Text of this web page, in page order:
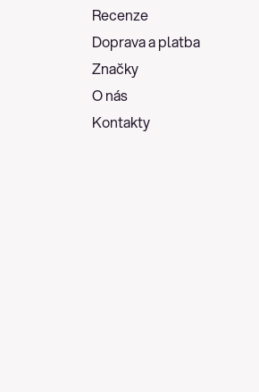
Recenze
Doprava a platba
Značky
O nás
Kontakty